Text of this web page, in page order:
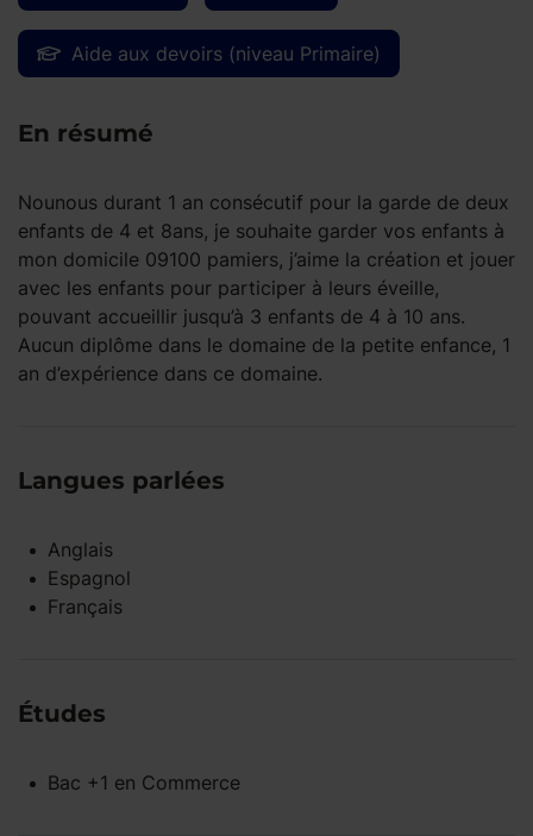
Aide aux devoirs (niveau Primaire)
En résumé
Nounous durant 1 an consécutif pour la garde de deux
enfants de 4 et 8ans, je souhaite garder vos enfants à
mon domicile 09100 pamiers, j’aime la création et jouer
avec les enfants pour participer à leurs éveille,
pouvant accueillir jusqu’à 3 enfants de 4 à 10 ans.
Aucun diplôme dans le domaine de la petite enfance, 1
an d’expérience dans ce domaine.
Langues parlées
Anglais
Espagnol
Français
Études
Bac +1 en Commerce